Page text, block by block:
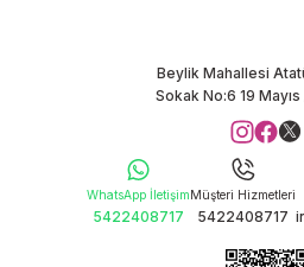
Beylik Mahallesi
Sokak No:6 19
WhatsApp İletişim
5422408717
Müşteri Hizmetleri
5422408717